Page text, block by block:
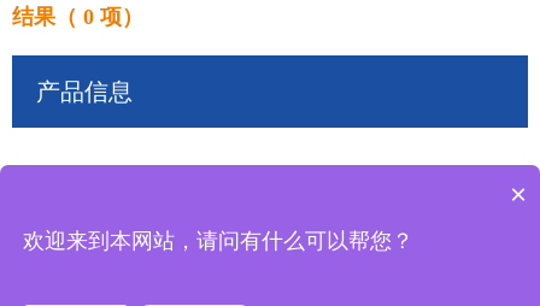
结果（ 0 项）
产品信息
×
欢迎来到本网站，请问有什么可以帮您？